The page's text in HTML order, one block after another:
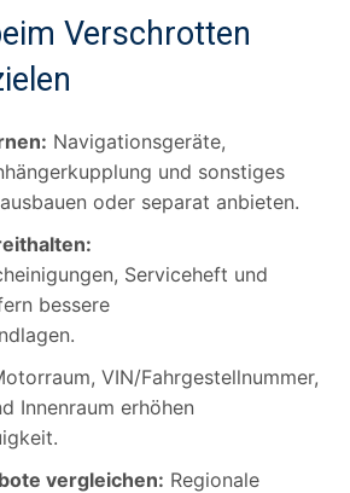
Verschrotten
Navigationsgeräte,
und sonstiges
oder separat anbieten.
Serviceheft und
bessere
VIN/Fahrgestellnummer,
Innenraum erhöhen
vergleichen: Regionale